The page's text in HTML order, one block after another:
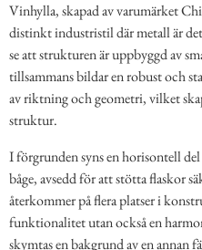
Vinhylla, skapad av varumärket
distinkt industristil där metall är
se att strukturen är uppbyggd av
tillsammans bildar en robust och
av riktning och geometri, vilket
struktur.
I förgrunden syns en horisontell
båge, avsedd för att stötta flaskor
återkommer på flera platser i
funktionalitet utan också en
skymtas en bakgrund av en annan